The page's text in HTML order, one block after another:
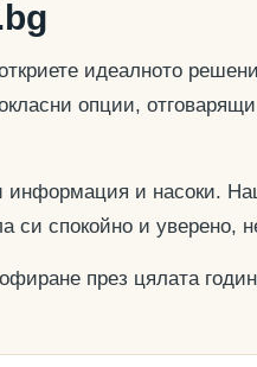
идеалното
опции,
информация и насоки.
си спокойно и уверено,
през цялата